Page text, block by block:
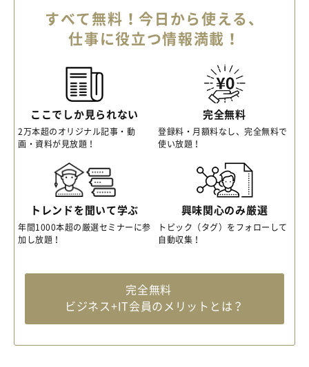
すべて無料！今日から使える、
仕事に役立つ情報満載！
ここでしか見られない
2万本超のオリジナル記事・動
画・資料が見放題！
完全無料
登録料・月額料なし、完全無料で
使い放題！
トレンドを聞いて学ぶ
年間1000本超の厳選セミナーに参
加し放題！
興味関心のみ厳選
トピック（タグ）をフォローして
自動収集！
完全無料
ビジネス+IT会員のメリットとは？